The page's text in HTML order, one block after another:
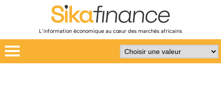
L’information économique au cœur des marchés africains